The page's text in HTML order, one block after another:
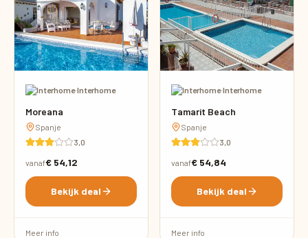
·Interhome
Moreana
Spanje
3,0
vanaf€ 54,12
Bekijk deal
Meer info
·Interhome
Tamarit Beach
Spanje
3,0
vanaf€ 54,84
Bekijk deal
Meer info